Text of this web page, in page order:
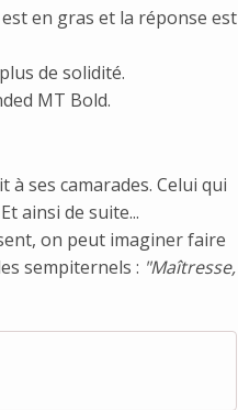
en gras et la réponse est
de solidité.
MT Bold.
ses camarades. Celui qui
ainsi de suite...
on peut imaginer faire
sempiternels : "Maîtresse,